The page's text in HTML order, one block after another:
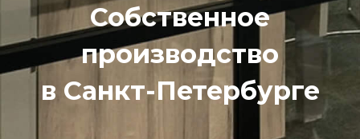
Собственное
производство
в Санкт-Петербурге